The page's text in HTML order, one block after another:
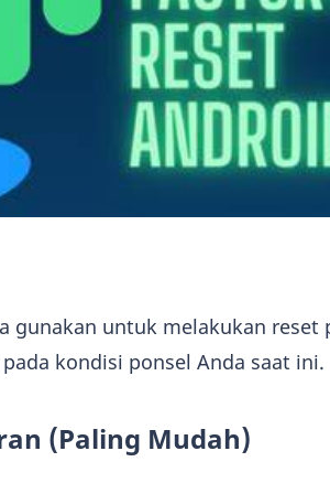
gunakan untuk melakukan reset
kondisi ponsel Anda saat ini.
(Paling Mudah)